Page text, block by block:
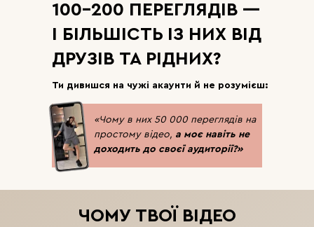
100–200 ПЕРЕГЛЯДІВ —
І БІЛЬШІСТЬ ІЗ НИХ ВІД
ДРУЗІВ ТА РІДНИХ?
«Чому в них 50 000 переглядів на
простому відео, а моє навіть не
доходить до своєї аудиторії?»
Ти дивишся на чужі акаунти й не розумієш:
ЧОМУ ТВОЇ ВІДЕО